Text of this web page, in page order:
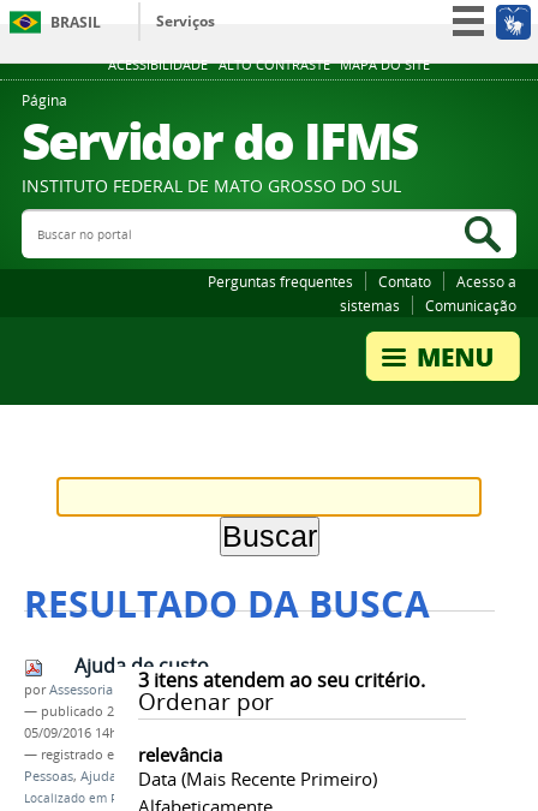
ACESSIBILIDADE ALTO CONTRASTE MAPA DO SITE
BRASIL
Serviços
Participe
Legislação
Canais
Página
Servidor do IFMS
INSTITUTO FEDERAL DE MATO GROSSO DO SUL
Buscar no portal
Perguntas frequentes Contato
Acesso a
sistemas
Comunicação
RESULTADO DA BUSCA
3itens atendem ao seu critério.
Ordenar por
relevância
Data (mais Recente Primeiro)
Alfabeticamente
Ajuda de custo
porAssessoria de Comunicação Social - Ascom
— publicado 23/12/2015 —última modificação
05/09/2016 14h33
— registrado em:
Requerimento
Pessoas, Ajuda de Custo
Localizado em Publicações Requerimentos